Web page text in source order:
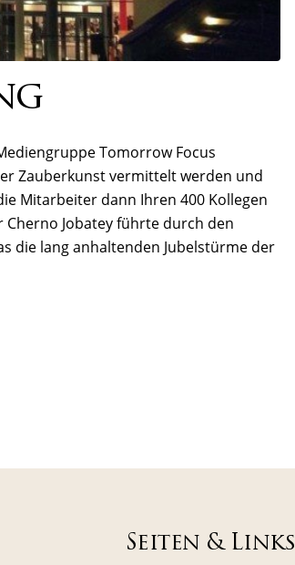
Tomorrow Focus
Zauberkunst vermittelt werden und
Mitarbeiter dann Ihren 400 Kollegen
Jobatey führte durch den
die lang anhaltenden Jubelstürme der
Seiten & Links